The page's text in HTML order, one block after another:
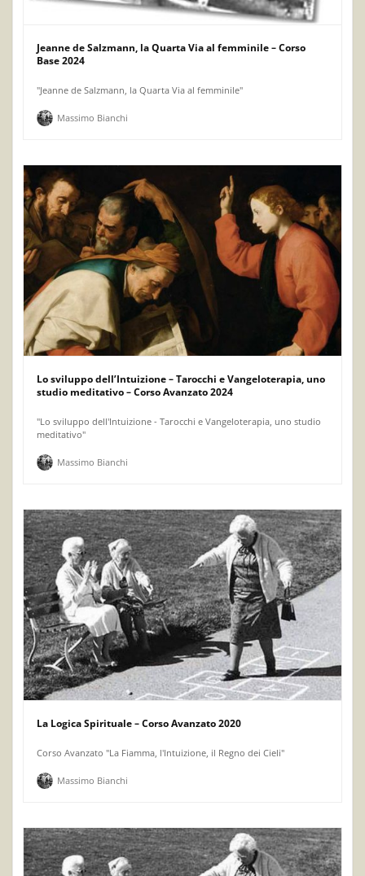
Jeanne de Salzmann, la Quarta Via al femminile – Corso
Base 2024
"Jeanne de Salzmann, la Quarta Via al femminile"
Massimo Bianchi
Lo sviluppo dell’Intuizione – Tarocchi e Vangeloterapia, uno
studio meditativo – Corso Avanzato 2024
"Lo sviluppo dell'Intuizione - Tarocchi e Vangeloterapia, uno studio
meditativo"
Massimo Bianchi
La Logica Spirituale – Corso Avanzato 2020
Corso Avanzato "La Fiamma, l'Intuizione, il Regno dei Cieli"
Massimo Bianchi